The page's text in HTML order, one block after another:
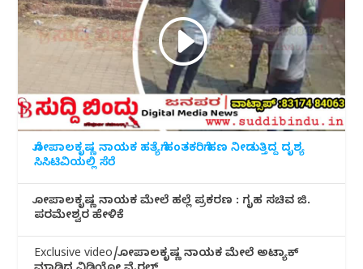
ಗೋಪಾಲಕೃಷ್ಣ ನಾಯಕ ಹತ್ಯೆಗೆ ಹಂತಕರಿಗೆ ಹಣ ನೀಡುತ್ತಿದ್ದ ದೃಶ್ಯ
ಸಿಸಿಟಿವಿಯಲ್ಲಿ ಸೆರೆ
ಗೋಪಾಲಕೃಷ್ಣ ನಾಯಕ ಮೇಲೆ ಹಲ್ಲೆ ಪ್ರಕರಣ : ಗೃಹ ಸಚಿವ ಜಿ.
ಪರಮೇಶ್ವರ ಹೇಳಿಕೆ
Exclusive video/ಗೋಪಾಲಕೃಷ್ಣ ನಾಯಕ ಮೇಲೆ ಅಟ್ಯಾಕ್